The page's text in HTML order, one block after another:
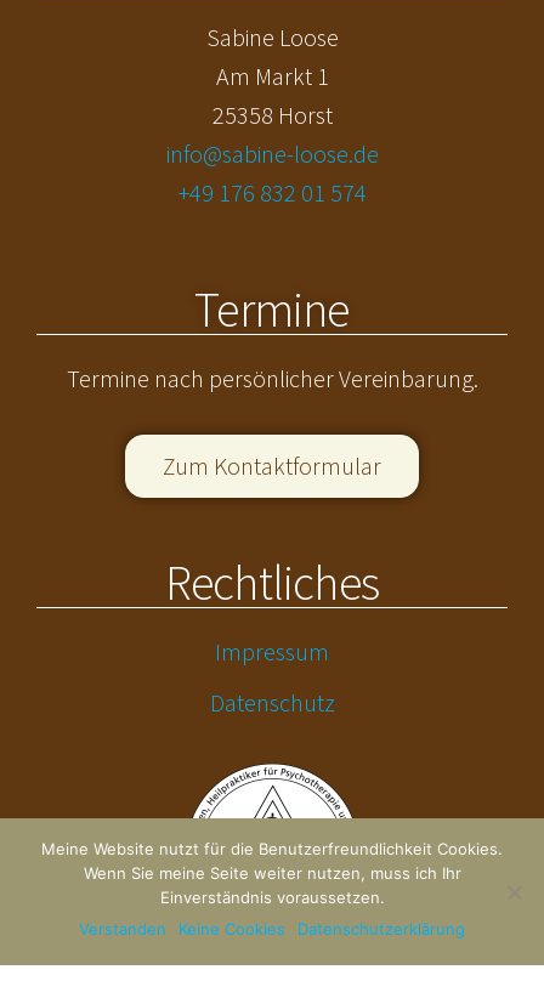
Sabine Loose
Am Markt 1
25358 Horst
info@sabine-loose.de
+49 176 832 01 574
Termine
Termine nach persönlicher Vereinbarung.
Zum Kontaktformular
Rechtliches
Impressum
Datenschutz
Meine Website nutzt für die Benutzerfreundlichkeit Cookies.
Wenn Sie meine Seite weiter nutzen, muss ich Ihr
Einverständnis voraussetzen.
Verstanden
Keine Cookies Datenschutzerklärung